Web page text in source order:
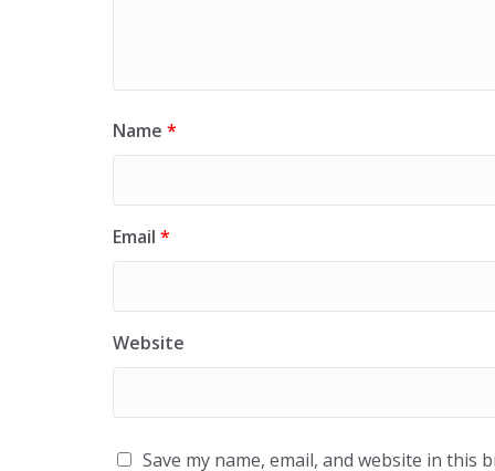
Name *
Email *
Website
Save my name, email, and website in this